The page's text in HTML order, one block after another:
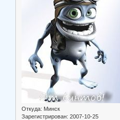
Откуда: Минск
Зарегистрирован: 2007-10-25